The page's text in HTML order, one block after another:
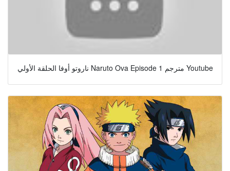
ناروتو أوفا الحلقة الأولي Naruto Ova Episode 1 مترجم Youtube